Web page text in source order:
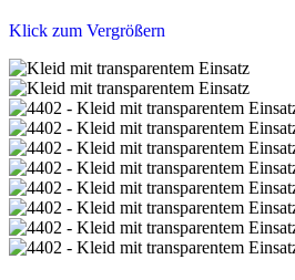
Klick zum Vergrößern